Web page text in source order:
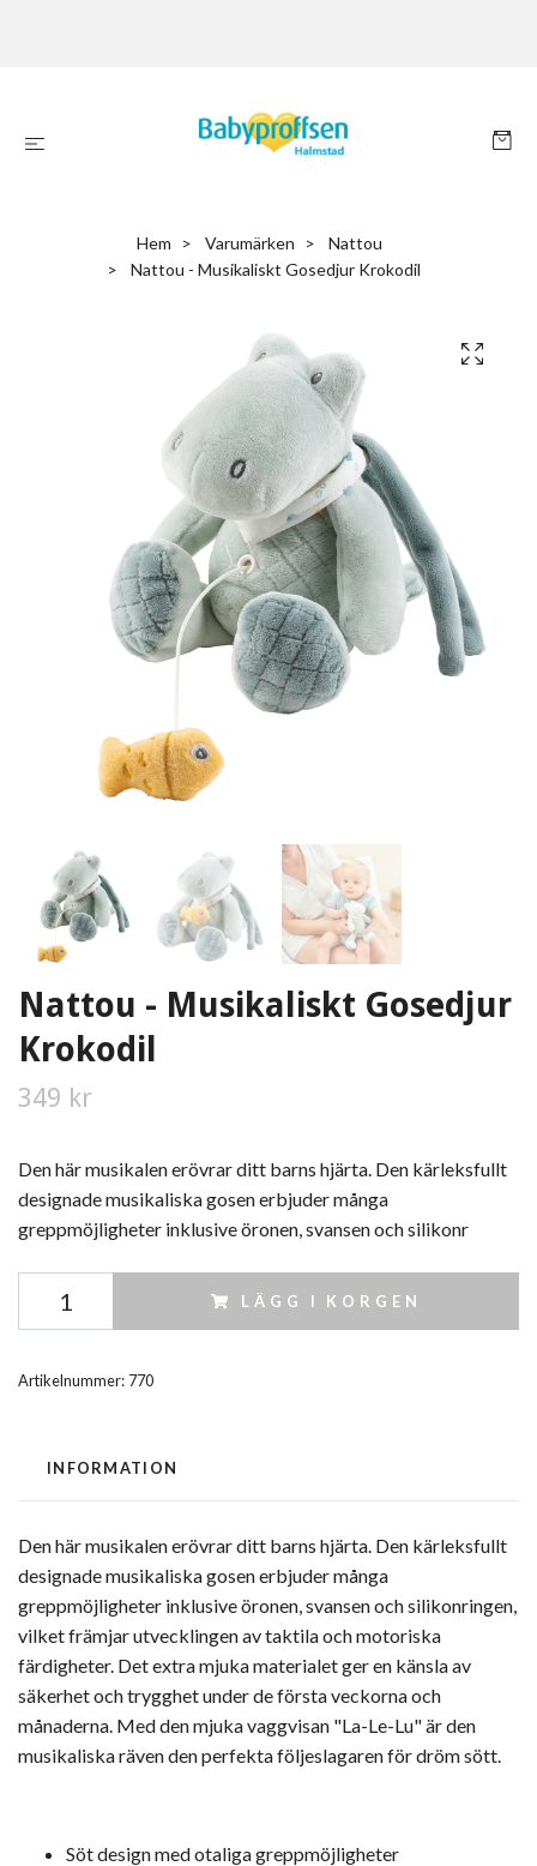
Hem Varumärken
Nattou
Nattou - Musikaliskt Gosedjur Krokodil
Nattou - Musikaliskt Gosedjur
Krokodil
349 kr
Den här musikalen erövrar ditt barns hjärta. Den kärleksfullt
designade musikaliska gosen erbjuder många
greppmöjligheter inklusive öronen, svansen och silikonr
LÄGG I KORGEN
Artikelnummer: 770
INFORMATION
Den här musikalen erövrar ditt barns hjärta. Den kärleksfullt
designade musikaliska gosen erbjuder många
greppmöjligheter inklusive öronen, svansen och silikonringen,
vilket främjar utvecklingen av taktila och motoriska
färdigheter. Det extra mjuka materialet ger en känsla av
säkerhet och trygghet under de första veckorna och
månaderna. Med den mjuka vaggvisan "La-Le-Lu" är den
musikaliska räven den perfekta följeslagaren för dröm sött.
Söt design med otaliga greppmöjligheter